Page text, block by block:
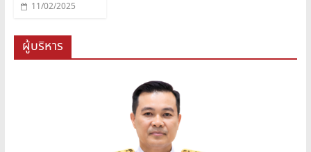
11/02/2025
ผู้บริหาร